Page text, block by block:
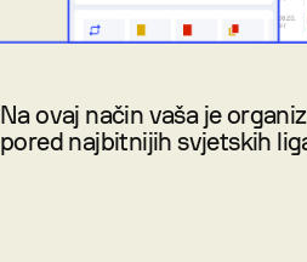
Na ovaj način vaša je
pored najbitnijih svjetskih